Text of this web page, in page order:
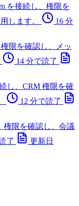
を接続し、権限を
します。
16 分
限を確認し、メッ
14 分で読了
し、CRM 権限を確
12 分で読了
権限を確認し、会議
了
更新日